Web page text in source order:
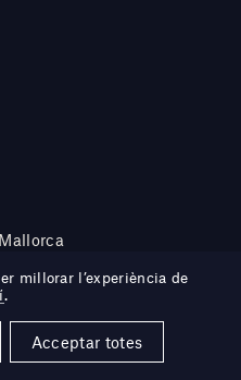
millorar l’experiència de
.
Acceptar totes